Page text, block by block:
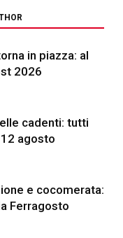
in piazza: al
2026
cadenti: tutti
12 agosto
e cocomerata:
Ferragosto